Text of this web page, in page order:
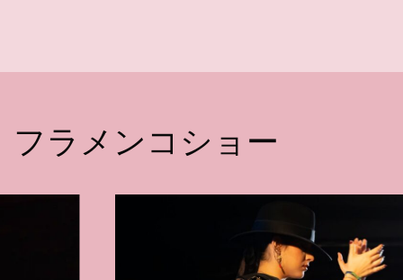
フラメンコショー